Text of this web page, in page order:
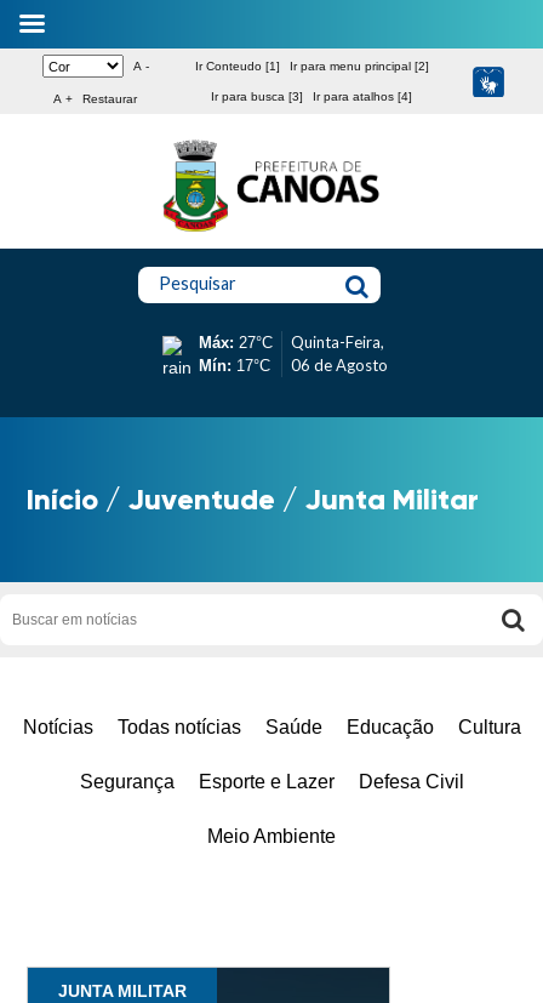
A -
A + Restaurar
Ir Conteudo [1] Ir para menu principal [2]
Ir para busca [3] Ir para atalhos [4]
Pesquisar
Máx: 27°C
Mín: 17°C
Quinta-Feira,
06 de Agosto
Início / Juventude / Junta Militar
Notícias Todas notícias Saúde Educação Cultura
Segurança Esporte e Lazer Defesa Civil
Meio Ambiente
JUNTA MILITAR